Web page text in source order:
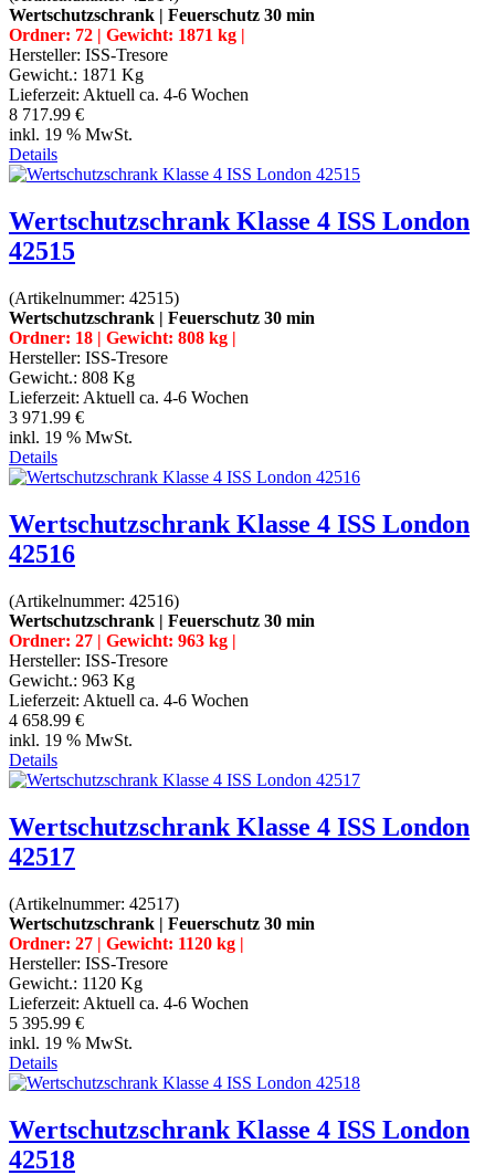
Wertschutzschrank | Feuerschutz 30 min
Ordner: 72 | Gewicht: 1871 kg |
Hersteller: ISS-Tresore
Gewicht.: 1871 Kg
Lieferzeit: Aktuell ca. 4-6 Wochen
8 717.99 €
inkl. 19 % MwSt.
Details
Wertschutzschrank Klasse 4 ISS London
42515
(Artikelnummer: 42515)
Wertschutzschrank | Feuerschutz 30 min
Ordner: 18 | Gewicht: 808 kg |
Hersteller: ISS-Tresore
Gewicht.: 808 Kg
Lieferzeit: Aktuell ca. 4-6 Wochen
3 971.99 €
inkl. 19 % MwSt.
Details
Wertschutzschrank Klasse 4 ISS London
42516
(Artikelnummer: 42516)
Wertschutzschrank | Feuerschutz 30 min
Ordner: 27 | Gewicht: 963 kg |
Hersteller: ISS-Tresore
Gewicht.: 963 Kg
Lieferzeit: Aktuell ca. 4-6 Wochen
4 658.99 €
inkl. 19 % MwSt.
Details
Wertschutzschrank Klasse 4 ISS London
42517
(Artikelnummer: 42517)
Wertschutzschrank | Feuerschutz 30 min
Ordner: 27 | Gewicht: 1120 kg |
Hersteller: ISS-Tresore
Gewicht.: 1120 Kg
Lieferzeit: Aktuell ca. 4-6 Wochen
5 395.99 €
inkl. 19 % MwSt.
Details
Wertschutzschrank Klasse 4 ISS London
42518